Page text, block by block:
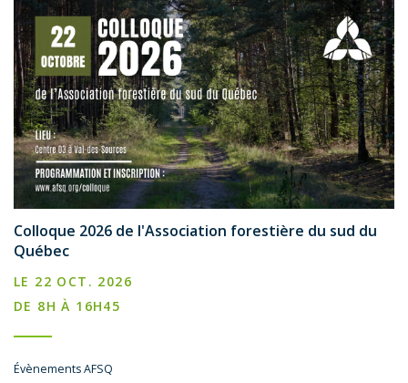
Colloque 2026 de l'Association forestière du sud du
Québec
LE 22 OCT. 2026
DE 8H À 16H45
Évènements AFSQ